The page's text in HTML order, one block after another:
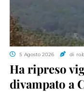
5 Agosto 2026 di
Ha ripreso
divampato a